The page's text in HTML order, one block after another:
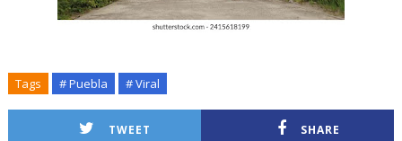
Tags # Puebla # Viral
TWEET SHARE